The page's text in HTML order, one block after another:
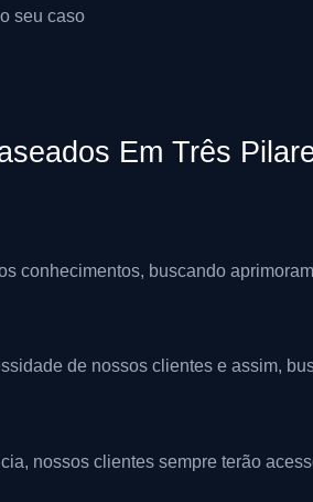
seu caso
Em Três
conhecimentos, buscando
de nossos clientes e assim,
nossos clientes sempre terão